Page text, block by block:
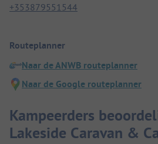
+353879551544
Routeplanner
Naar de ANWB routeplanner
Naar de Google routeplanner
Kampeerders
Lakeside Caravan &